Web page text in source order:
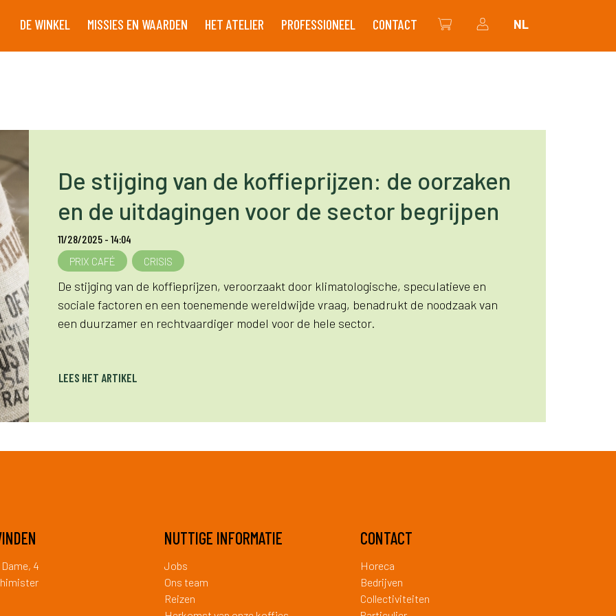
DE WINKEL MISSIES EN WAARDEN HET ATELIER PROFESSIONEEL
CONTACT
NL
De stijging van de koffieprijzen: de oorzaken
en de uitdagingen voor de sector begrijpen
11/28/2025 - 14:04
PRIX CAFÉ CRISIS
De stijging van de koffieprijzen, veroorzaakt door klimatologische, speculatieve en
sociale factoren en een toenemende wereldwijde vraag, benadrukt de noodzaak van
een duurzamer en rechtvaardiger model voor de hele sector.
LEES HET ARTIKEL
4
NUTTIGE INFORMATIE
Jobs
Ons team
Reizen
CONTACT
Horeca
Bedrijven
Collectiviteiten